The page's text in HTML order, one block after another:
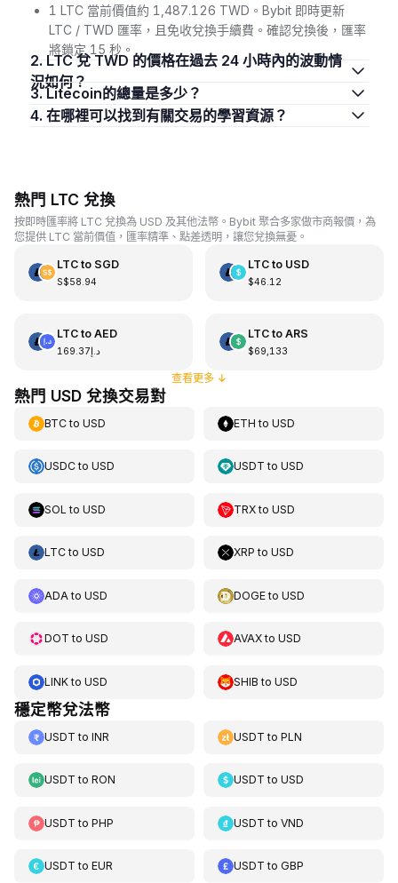
1 LTC 當前價值約 1,487.126 TWD。Bybit 即時更新
LTC / TWD 匯率，且免收兌換手續費。確認兌換後，匯率
將鎖定 15 秒。
2. LTC 兌 TWD 的價格在過去 24 小時內的波動情
況如何？
3. Litecoin的總量是多少？
4. 在哪裡可以找到有關交易的學習資源？
熱門 LTC 兌換
按即時匯率將 LTC 兌換為 USD 及其他法幣。Bybit 聚合多家做市商報價，為
您提供 LTC 當前價值，匯率精準、點差透明，讓您兌換無憂。
LTCto SGD
S$58.94
LTCto USD
$46.12
LTCto AED
د.إ169.37
LTCto ARS
$69,133
查看更多↓
熱門 USD 兌換交易對
BTCto USD ETH toUSD
USDCto USD USDT toUSD
SOL to USD TRXtoUSD
LTCto USD XRP toUSD
ADA to USD DOGEtoUSD
DOT to USD AVAXtoUSD
LINKto USD SHIB toUSD
穩定幣兌法幣
USDT to INR USDT toPLN
USDT to RON USDT toUSD
USDT to PHP USDT toVND
USDT to EUR USDT toGBP